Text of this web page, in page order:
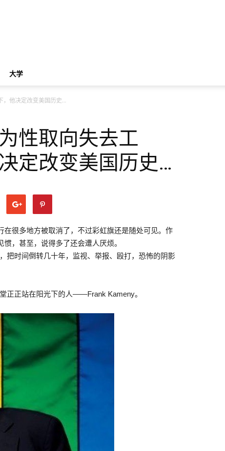
大学
，他决定改变美国历史…
性取向失去工
定改变美国历史…
在很多地方被取消了，不过彩虹旗还是随处可见。作
，甚至，说得多了还会遭人厌烦。
把时间倒转几十年，监视、举报、殴打，恐怖的阴影
正正站在阳光下的人——Frank Kameny。